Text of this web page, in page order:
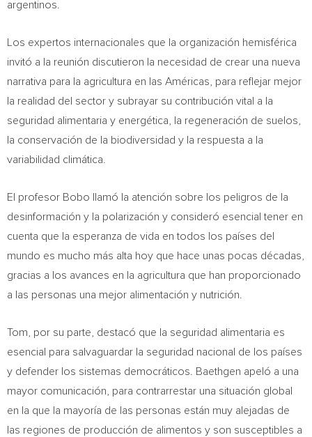
argentinos.
Los expertos internacionales que la organización hemisférica
invitó a la reunión discutieron la necesidad de crear una nueva
narrativa para la agricultura en las Américas, para reflejar mejor
la realidad del sector y subrayar su contribución vital a la
seguridad alimentaria y energética, la regeneración de suelos,
la conservación de la biodiversidad y la respuesta a la
variabilidad climática.
El profesor Bobo llamó la atención sobre los peligros de la
desinformación y la polarización y consideró esencial tener en
cuenta que la esperanza de vida en todos los países del
mundo es mucho más alta hoy que hace unas pocas décadas,
gracias a los avances en la agricultura que han proporcionado
a las personas una mejor alimentación y nutrición.
Tom, por su parte, destacó que la seguridad alimentaria es
esencial para salvaguardar la seguridad nacional de los países
y defender los sistemas democráticos. Baethgen apeló a una
mayor comunicación, para contrarrestar una situación global
en la que la mayoría de las personas están muy alejadas de
las regiones de producción de alimentos y son susceptibles a